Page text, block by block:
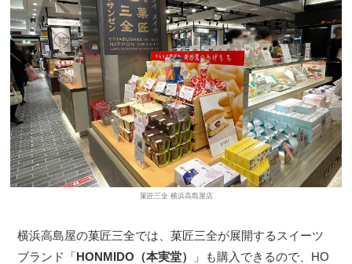
菓匠三全 横浜高島屋店
横浜高島屋の菓匠三全では、菓匠三全が展開するスイーツ
ブランド「HONMIDO（本実堂）
」も購入できるので、HO